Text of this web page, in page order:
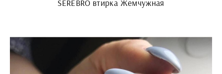
SEREBRO втирка Жемчужная